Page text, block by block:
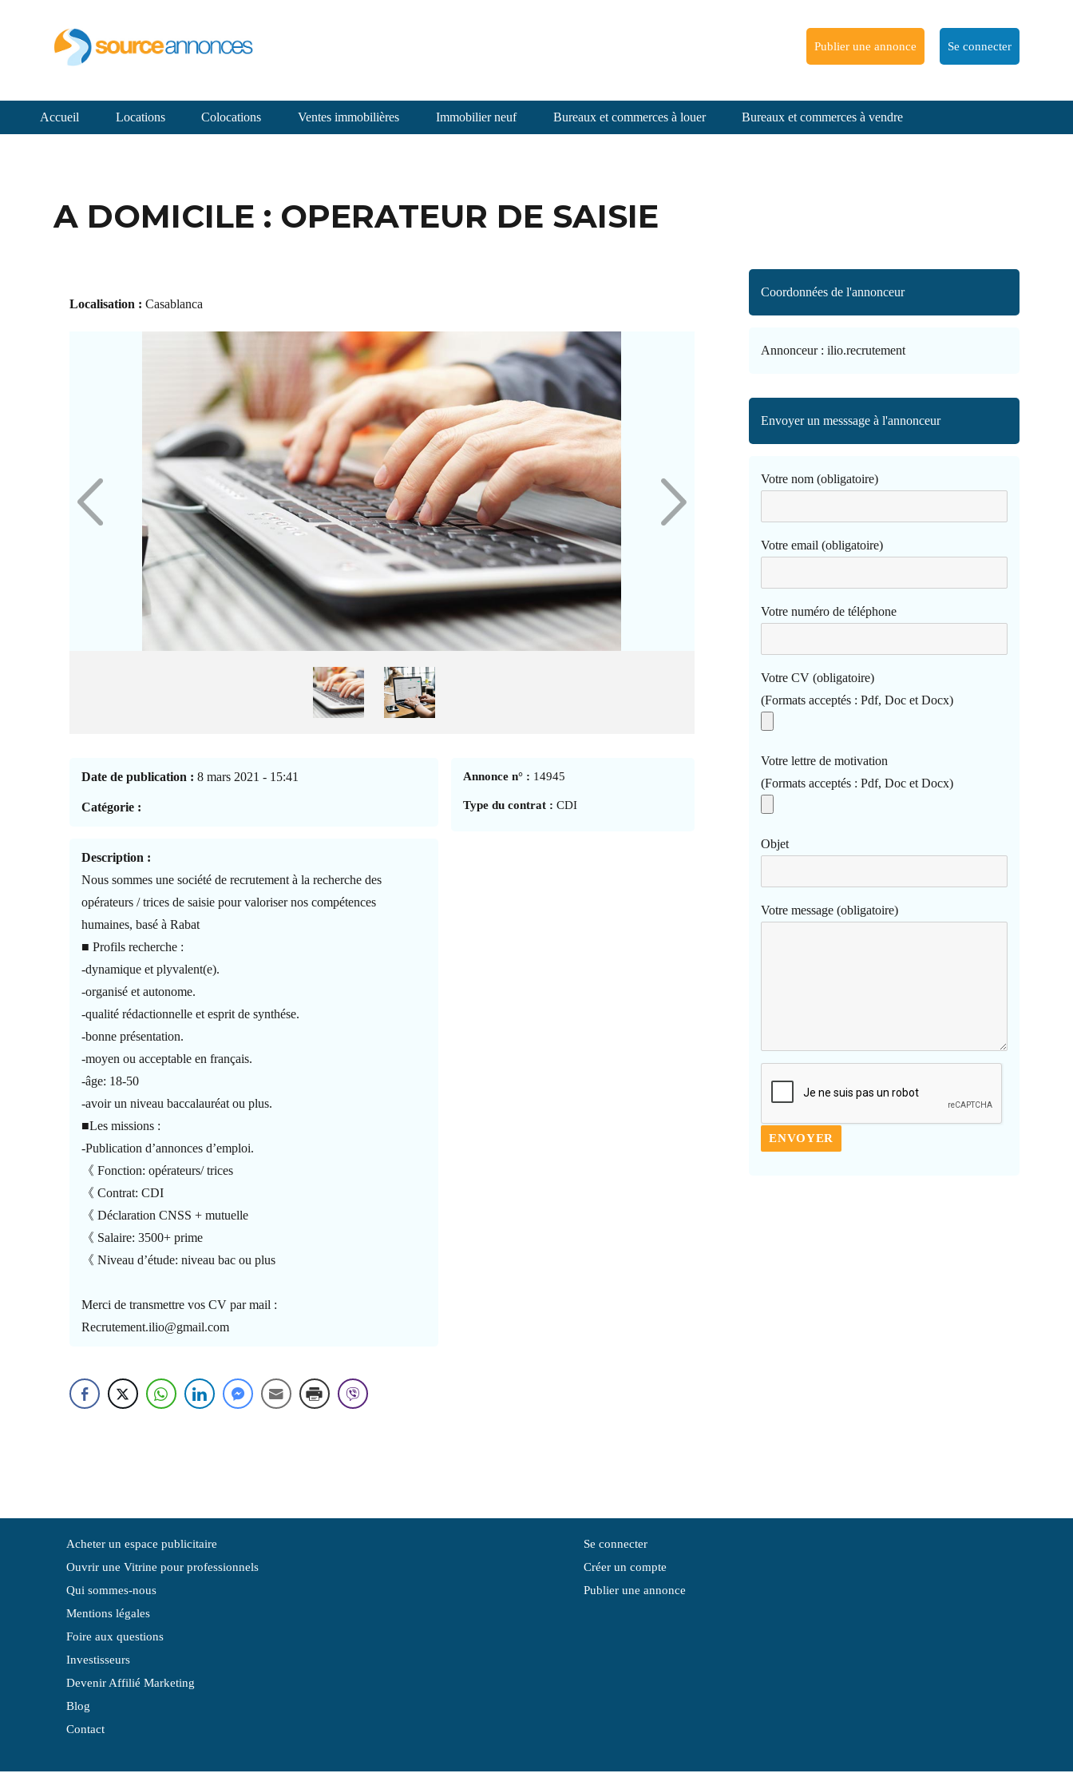
Publier une annonce Se connecter
Accueil Locations Colocations Ventes immobilières Immobilier neuf Bureaux et commerces à louer Bureaux et commerces à vendre
A DOMICILE : OPERATEUR DE SAISIE
Localisation : Casablanca
Date de publication : 8 mars 2021 - 15:41
Catégorie :
Description :
Nous sommes une société de recrutement à la recherche des
opérateurs / trices de saisie pour valoriser nos compétences
humaines, basé à Rabat
■ Profils recherche :
-dynamique et plyvalent(e).
-organisé et autonome.
-qualité rédactionnelle et esprit de synthése.
-bonne présentation.
-moyen ou acceptable en français.
-âge: 18-50
-avoir un niveau baccalauréat ou plus.
■Les missions :
-Publication d’annonces d’emploi.
《 Fonction: opérateurs/ trices
《 Contrat: CDI
《 Déclaration CNSS + mutuelle
《 Salaire: 3500+ prime
《 Niveau d’étude: niveau bac ou plus
Merci de transmettre vos CV par mail :
Recrutement.ilio@gmail.com
Annonce n° : 14945
Type du contrat : CDI
Coordonnées de l'annonceur
Annonceur : ilio.recrutement
Envoyer un messsage à l'annonceur
Votre nom (obligatoire)
Votre email (obligatoire)
Votre numéro de téléphone
Votre CV (obligatoire)
(Formats acceptés : Pdf, Doc et Docx)
Votre lettre de motivation
(Formats acceptés : Pdf, Doc et Docx)
Objet
Votre message (obligatoire)
Acheter un espace publicitaire
Ouvrir une Vitrine pour professionnels
Qui sommes-nous
Mentions légales
Foire aux questions
Investisseurs
Devenir Affilié Marketing
Blog
Contact
Se connecter
Créer un compte
Publier une annonce